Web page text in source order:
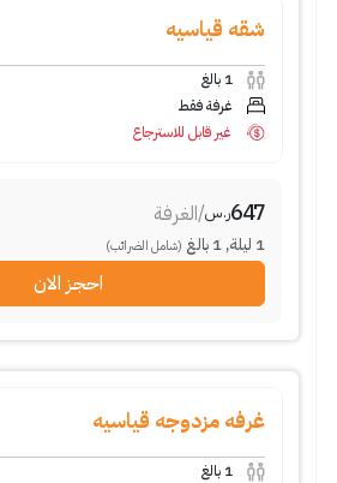
شقه قياسيه
1 بالغ
غرفة فقط
غير قابل للاسترجاع
647ر.س/الغرفة
1 ليلة,
1 بالغ (شامل الضرائب)
احجز الان
غرفه مزدوجه قياسيه
1 بالغ